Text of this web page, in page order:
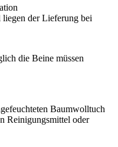
der Lieferung bei
die Beine müssen
Baumwolltuch
Reinigungsmittel oder